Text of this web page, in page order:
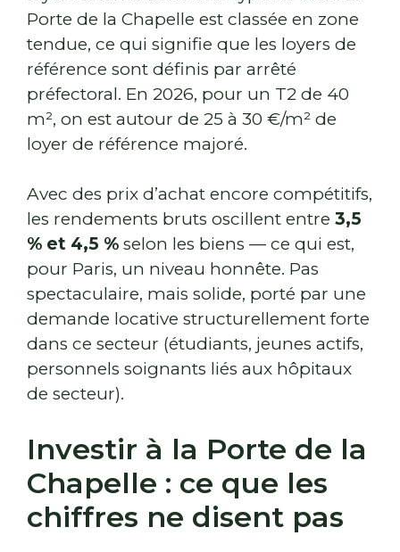
Porte de la Chapelle est classée en zone
tendue, ce qui signifie que les loyers de
référence sont définis par arrêté
préfectoral. En 2026, pour un T2 de 40
m², on est autour de 25 à 30 €/m² de
loyer de référence majoré.
Avec des prix d’achat encore compétitifs,
les rendements bruts oscillent entre 3,5
% et 4,5 % selon les biens — ce qui est,
pour Paris, un niveau honnête. Pas
spectaculaire, mais solide, porté par une
demande locative structurellement forte
dans ce secteur (étudiants, jeunes actifs,
personnels soignants liés aux hôpitaux
de secteur).
Investir à la Porte de la
Chapelle : ce que les
chiffres ne disent pas